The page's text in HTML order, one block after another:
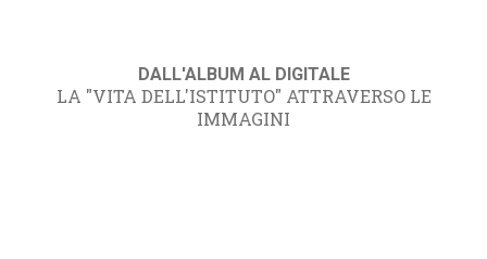
DALL'ALBUM AL DIGITALE
LA "VITA DELL'ISTITUTO" ATTRAVERSO LE
IMMAGINI